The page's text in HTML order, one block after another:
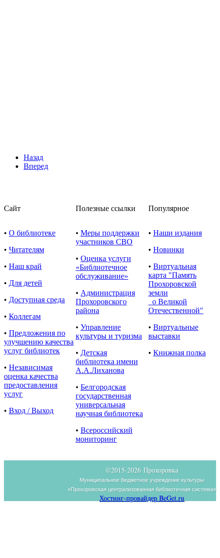
Назад
Вперед
Сайт Полезные ссылки Популярное
• О библиотеке
• Читателям
• Наш край
• Для детей
• Доступная среда
• Коллегам
• Предложения по
улучшению качества
услуг библиотек
• Независимая
оценка качества
предоставления
услуг
• Вход / Выход
• Меры поддержки
участников СВО
• Оценка услуги
«Библиотечное
обслуживание»
• Администрация
Прохоровского
района
• Управление
культуры и туризма
• Детская
библиотека имени
А.А.Лиханова
• Белгородская
государственная
универсальная
научная библиотека
• Всероссийский
мониторинг
• Наши издания
• Новинки
• Виртуальная
карта "Память
Прохоровской
земли
о Великой
Отечественной"
• Виртуальные
выставки
• Книжная полка
©2015-2026 Прохоровка
Муниципальное бюджетное учреждение культуры
«Прохоровская централизованная библиотечная система»
Хостинг-провайдер BeGet.ru